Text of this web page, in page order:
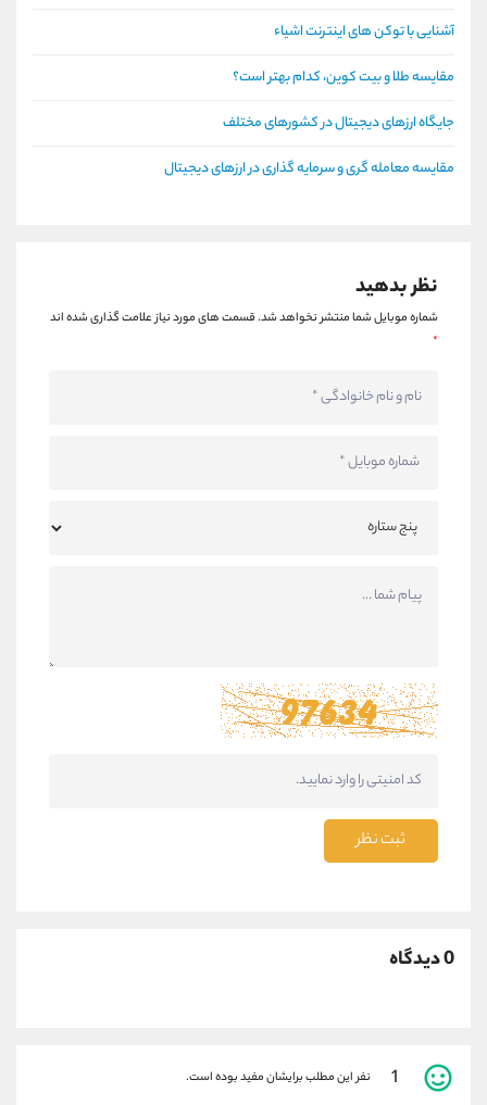
آشنایی با توکن های اینترنت اشیاء
مقایسه طلا و بیت کوین، کدام بهتر است؟
جایگاه ارزهای دیجیتال در کشورهای مختلف
مقایسه معامله گری و سرمایه گذاری در ارزهای دیجیتال
نظر بدهید
شماره موبایل شما منتشر نخواهد شد.قسمت های مورد نیاز علامت گذاری شده اند
*
ثبت نظر
0 دیدگاه
1 نفر این مطلب برایشان مفید بوده است.